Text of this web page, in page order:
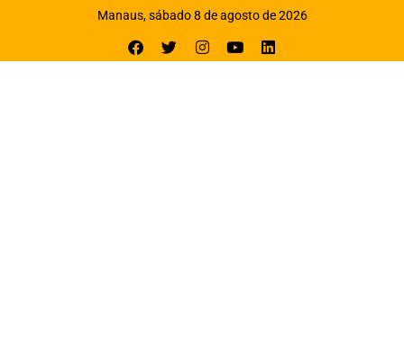
Manaus, sábado 8 de agosto de 2026